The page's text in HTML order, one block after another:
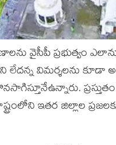
వైసీపీ ప్ర‌భుత్వం
విమ‌ర్శ‌ల‌ను కూడా
ఇత‌ర జిల్లాల